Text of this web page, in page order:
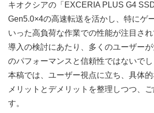
キオクシアの「EXCERIA PLUS G4
Gen5.0×4の高速転送を活かし、特にゲ
いった高負荷な作業での性能が注目され
導入の検討にあたり、多くのユーザー
のパフォーマンスと信頼性ではないでし
本稿では、ユーザー視点に立ち、具体
メリットとデメリットを整理しつつ、
す。